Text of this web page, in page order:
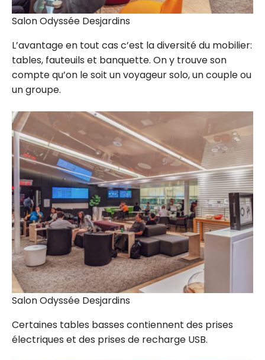
Salon Odyssée Desjardins
L’avantage en tout cas c’est la diversité du mobilier:
tables, fauteuils et banquette. On y trouve son
compte qu’on le soit un voyageur solo, un couple ou
un groupe.
Salon Odyssée Desjardins
Certaines tables basses contiennent des prises
électriques et des prises de recharge USB.